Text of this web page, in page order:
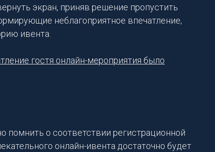
экран, приняв решение пропустить
неблагоприятное впечатление,
ивента.
гостя онлайн-мероприятия было
помнить о соответствии регистрационной
онлайн-ивента достаточно будет